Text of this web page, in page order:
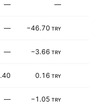
— —
— −46.70 TRY
— −3.66 TRY
0.16 TRY
— −1.05 TRY